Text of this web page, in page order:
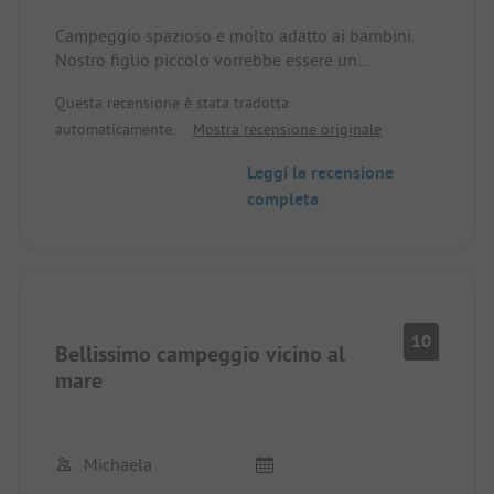
Campeggio spazioso e molto adatto ai bambini.
Nostro figlio piccolo vorrebbe essere un
viaggio è troppo lontano. Non vediamo l'ora che
arrivi la prossima estate!!!
Questa recensione è stata tradotta
automaticamente.
Mostra recensione originale
Leggi la recensione
completa
Bellissimo campeggio vicino al
mare
10
Michaela